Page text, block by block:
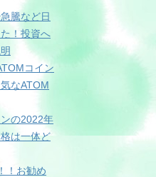
騰など日
！投資へ
コイン
なATOM
の2022年
は一体ど
！お勧め